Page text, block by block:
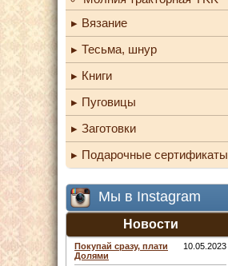
Вязание
Тесьма, шнур
Книги
Пуговицы
Заготовки
Подарочные сертификаты
Мы в Instagram
Новости
Покупай сразу, плати
Долями
10.05.2023